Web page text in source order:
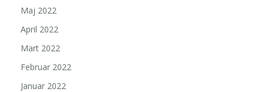
Maj 2022
April 2022
Mart 2022
Februar 2022
Januar 2022